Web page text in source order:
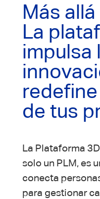
Más
La
impulsa
de tus
La Plataforma
solo un PLM, es
conecta
para gestionar